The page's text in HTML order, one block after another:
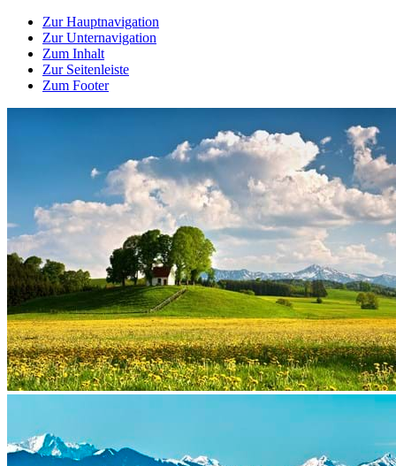
Zur Hauptnavigation
Zur Unternavigation
Zum Inhalt
Zur Seitenleiste
Zum Footer